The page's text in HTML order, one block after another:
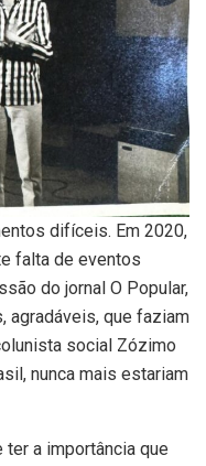
difíceis. Em 2020,
falta de eventos
do jornal O Popular,
agradáveis, que faziam
social Zózimo
nunca mais estariam
ter a importância que